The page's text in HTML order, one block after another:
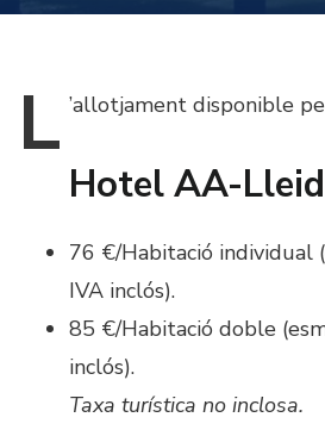
L ’allotjament disponible
Hotel AA-
76 €/Habitació individual
IVA inclós).
85 €/Habitació doble
inclós).
Taxa turística no inclosa.